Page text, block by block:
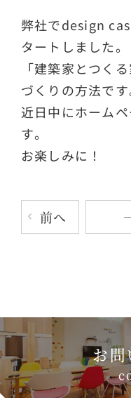
弊社でdesign
タートしました。
「建築家とつく
づくりの方法です
近日中にホーム
す。
お楽しみに！
前へ
お
c